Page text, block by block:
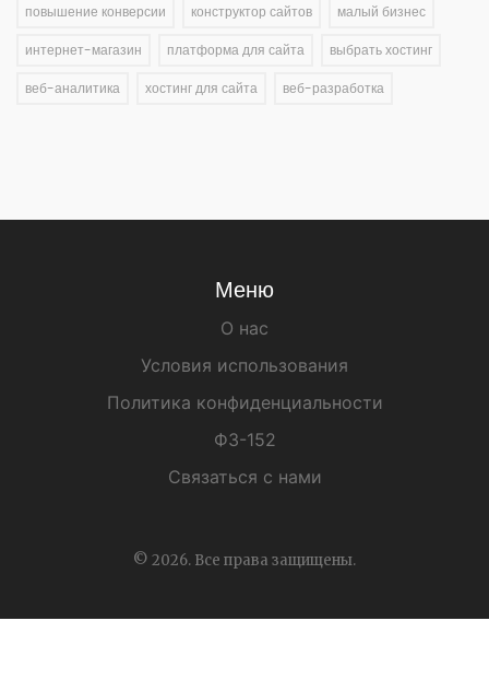
повышение конверсии конструктор сайтов малый бизнес
интернет-магазин платформа для сайта выбрать хостинг
веб-аналитика хостинг для сайта веб-разработка
Меню
О нас
Условия использования
Политика конфиденциальности
ФЗ-152
Связаться с нами
© 2026. Все права защищены.